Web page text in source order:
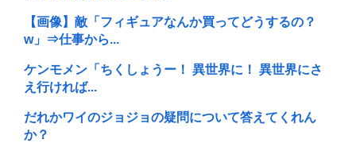
【画像】敵「フィギュアなんか買ってどうするの？
w」⇒仕事から...
ケンモメン「ちくしょうー！ 異世界に！ 異世界にさ
え行ければ...
だれかワイのジョジョの疑問について答えてくれん
か？